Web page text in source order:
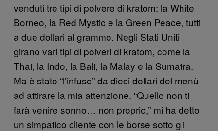
venduti tre tipi di polvere di kratom: la White
Borneo, la Red Mystic e la Green Peace, tutti
a due dollari al grammo. Negli Stati Uniti
girano vari tipi di polveri di kratom, come la
Thai, la Indo, la Bali, la Malay e la Sumatra.
Ma è stato “l’infuso” da dieci dollari del menù
ad attirare la mia attenzione. “Quello non ti
farà venire sonno… non proprio,” mi ha detto
un simpatico cliente con le borse sotto gli